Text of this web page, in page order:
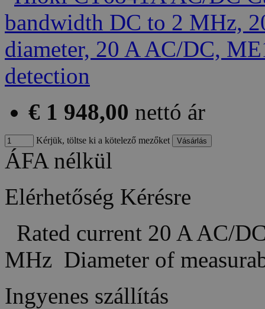
€ 1 948,00 nettó ár
Kérjük, töltse ki a kötelező mezőket
ÁFA nélkül
Elérhetőség Kérésre
Rated current 20 A AC/
MHz Diameter of
Ingyenes szállítás